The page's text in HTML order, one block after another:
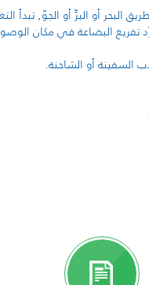
البحر أو البرِّ أو الجوّ,
تفريغ البضاعة في مكان
السفينة أو الشاحنة.